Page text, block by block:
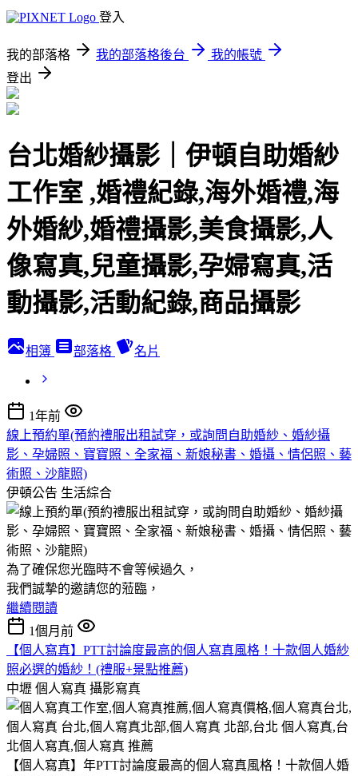
登入
我的部落格 我的部落格後台
我的帳號
登出
台北婚紗攝影｜伊頓自助婚紗
工作室 ,婚禮紀錄,海外婚禮,海
外婚紗,婚禮攝影,美食攝影,人
像寫真,兒童攝影,孕婦寫真,活
動攝影,活動紀錄,商品攝影
相簿 部落格 名片
1年前
線上預約單(預約禮服出租試穿，或詢問自助婚紗、婚紗攝
影、孕婦照、寶寶照、全家福、新娘秘書、婚攝、情侶照、藝
術照、沙龍照)
伊頓公告 生活綜合
為了確保您光臨時不會等候過久，
我們誠摯的邀請您的蒞臨，
繼續閱讀
1個月前
【個人寫真】PTT討論度最高的個人寫真風格！十款個人婚紗
照必選的婚紗！(禮服+景點推薦)
中壢 個人寫真 攝影寫真
【個人寫真】年PTT討論度最高的個人寫真風格！十款個人婚